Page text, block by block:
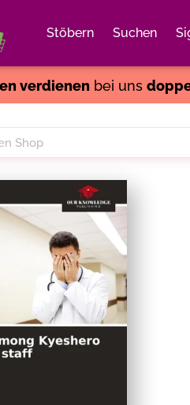
Stöbern Suchen
verdienenbei uns